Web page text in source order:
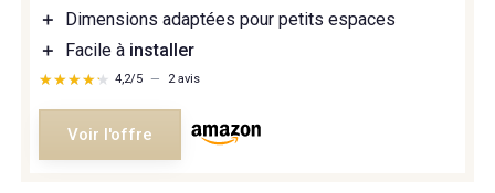
＋
Dimensions adaptées pour petits espaces
＋
Facile à installer
★★★★★
★★★★★ 4,2/5 — 2 avis
Voir l'offre